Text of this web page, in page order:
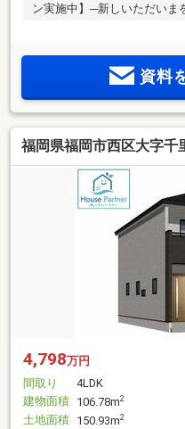
ン実施中】─新しいただいま
ド5000円分※ ■ご成約：JCB
家電の購入に♪）さらに期間
細】欄内（諸費用）に記載
ご覧下さい！※QUOカード
ドは9月末までのご成約が条
資料
福岡県福岡市西区大字千
4,798万円
間取り
4LDK
建物面積 106.78m2
土地面積 150.93m2